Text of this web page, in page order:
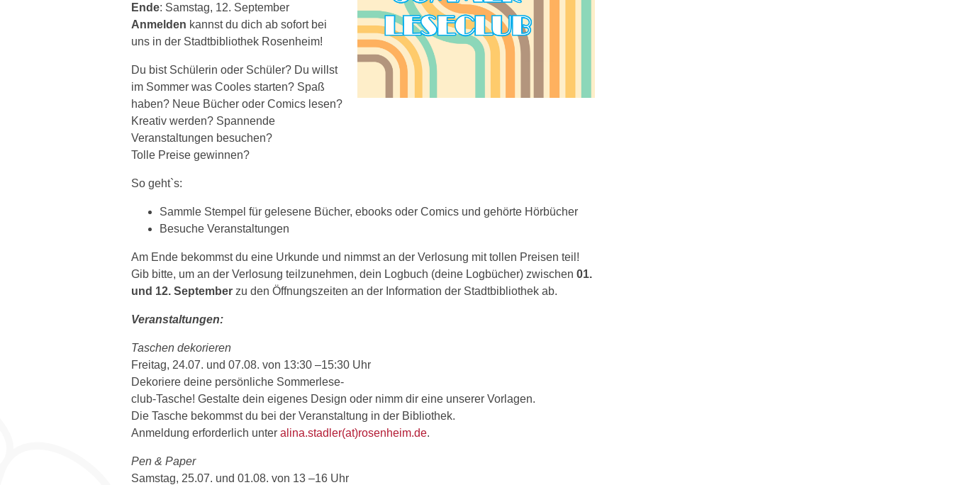
Ende: Samstag, 12. September
Anmelden kannst du dich ab sofort bei
uns in der Stadtbibliothek Rosenheim!
Du bist Schülerin oder Schüler? Du willst
im Sommer was Cooles starten? Spaß
haben? Neue Bücher oder Comics lesen?
Kreativ werden? Spannende
Veranstaltungen besuchen?
Tolle Preise gewinnen?
So geht`s:
Sammle Stempel für gelesene Bücher, ebooks oder Comics und gehörte Hörbücher
Besuche Veranstaltungen
Am Ende bekommst du eine Urkunde und nimmst an der Verlosung mit tollen Preisen teil!
Gib bitte, um an der Verlosung teilzunehmen, dein Logbuch (deine Logbücher) zwischen 01.
und 12. September zu den Öffnungszeiten an der Information der Stadtbibliothek ab.
Veranstaltungen:
Taschen dekorieren
Freitag, 24.07. und 07.08. von 13:30 –15:30 Uhr
Dekoriere deine persönliche Sommerlese-
club-Tasche! Gestalte dein eigenes Design oder nimm dir eine unserer Vorlagen.
Die Tasche bekommst du bei der Veranstaltung in der Bibliothek.
Anmeldung erforderlich unter alina.stadler(at)rosenheim.de.
Pen & Paper
Samstag, 25.07. und 01.08. von 13 –16 Uhr